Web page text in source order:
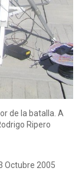
de la batalla. A
Ripero
Octubre 2005